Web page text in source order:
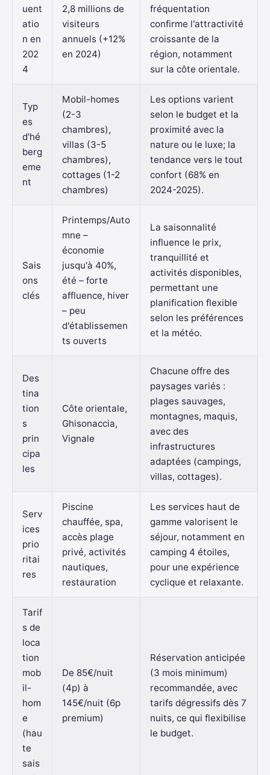
uent
atio
n en
202
4
2,8 millions de
visiteurs
annuels (+12%
en 2024)
fréquentation
confirme l'attractivité
croissante de la
région, notamment
sur la côte orientale.
Typ
es
d'hé
berg
eme
nt
Mobil-homes
(2-3
chambres),
villas (3-5
chambres),
cottages (1-2
chambres)
Les options varient
selon le budget et la
proximité avec la
nature ou le luxe; la
tendance vers le tout
confort (68% en
2024-2025).
Sais
ons
clés
Printemps/Auto
mne –
économie
jusqu'à 40%,
été – forte
affluence, hiver
– peu
d'établissemen
ts ouverts
La saisonnalité
influence le prix,
tranquillité et
activités disponibles,
permettant une
planification flexible
selon les préférences
et la météo.
Des
tina
tion
s
prin
cipa
les
Côte orientale,
Ghisonaccia,
Vignale
Chacune offre des
paysages variés :
plages sauvages,
montagnes, maquis,
avec des
infrastructures
adaptées (campings,
villas, cottages).
Serv
ices
prio
ritai
res
Piscine
chauffée, spa,
accès plage
privé, activités
nautiques,
restauration
Les services haut de
gamme valorisent le
séjour, notamment en
camping 4 étoiles,
pour une expérience
cyclique et relaxante.
Tarif
s de
loca
tion
mob
il-
hom
e
(hau
te
sais
De 85€/nuit
(4p) à
145€/nuit (6p
premium)
Réservation anticipée
(3 mois minimum)
recommandée, avec
tarifs dégressifs dès 7
nuits, ce qui flexibilise
le budget.